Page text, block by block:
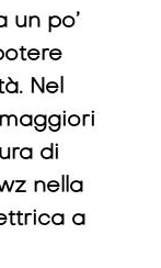
un po’
Nel
di
nella
a